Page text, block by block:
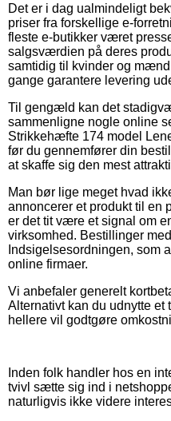
Det er i dag ualmindeligt
priser fra forskellige e-
fleste e-butikker været
salgsværdien på deres
samtidig til kvinder og
gange garantere levering
Til gengæld kan det
sammenligne nogle online
Strikkehæfte 174 model
før du gennemfører din
at skaffe sig den mest
Man bør lige meget hvad
annoncerer et produkt til en
er det tit være et signal om
virksomhed. Bestillinger
Indsigelsesordningen, som
online firmaer.
Vi anbefaler generelt
Alternativt kan du udnytte et
hellere vil godtgøre
Inden folk handler hos en
tvivl sætte sig ind i
naturligvis ikke videre